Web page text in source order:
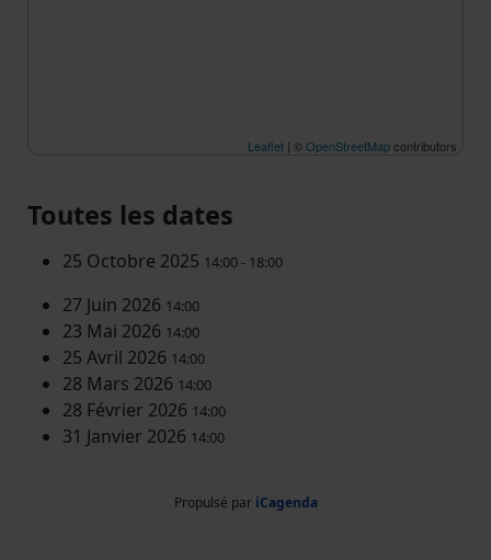
Leaflet | ©OpenStreetMapcontributors
Toutes les dates
25 Octobre 2025 14:00 - 18:00
27 Juin 2026 14:00
23 Mai 2026 14:00
25 Avril 2026 14:00
28 Mars 2026 14:00
28 Février 2026 14:00
31 Janvier 2026 14:00
Propulsé par iCagenda